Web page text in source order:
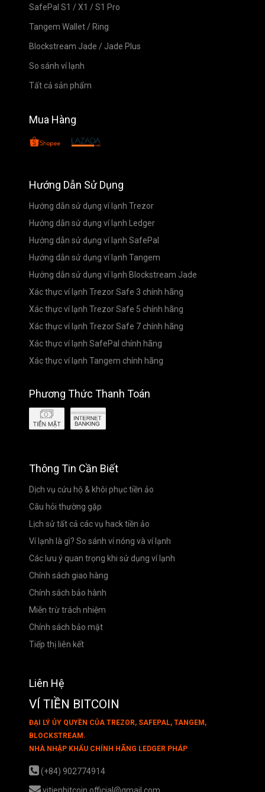
SafePal S1 /X1 /S1 Pro
Tangem Wallet / Ring
Blockstream Jade / Jade Plus
So sánh ví lạnh
Tất cả sản phẩm
Mua Hàng
Hướng Dẫn Sử Dụng
Hướng dẫn sử dụng ví lạnh Trezor
Hướng dẫn sử dụng ví lạnh Ledger
Hướng dẫn sử dụng ví lạnh SafePal
Hướng dẫn sử dụng ví lạnh Tangem
Hướng dẫn sử dụng ví lạnh Blockstream Jade
Xác thực ví lạnh Trezor Safe 3 chính hãng
Xác thực ví lạnh Trezor Safe 5 chính hãng
Xác thực ví lạnh Trezor Safe 7 chính hãng
Xác thực ví lạnh SafePal chính hãng
Xác thực ví lạnh Tangem chính hãng
Phương Thức Thanh Toán
Thông Tin Cần Biết
Dịch vụ cứu hộ & khôi phục tiền ảo
Câu hỏi thường gặp
Lịch sử tất cả các vụ hack tiền ảo
Ví lạnh là gì? So sánh ví nóng và ví lạnh
Các lưu ý quan trọng khi sử dụng ví lạnh
Chính sách giao hàng
Chính sách bảo hành
Miễn trừ trách nhiệm
Chính sách bảo mật
Tiếp thị liên kết
Liên Hệ
VÍ TIỀN BITCOIN
ĐẠI LÝ ỦY QUYỀN CỦA TREZOR, SAFEPAL, TANGEM,
BLOCKSTREAM.
NHÀ NHẬP KHẨU CHÍNH HÃNG LEDGER PHÁP
(+84) 902774914
vitienbitcoin.official@gmail.com